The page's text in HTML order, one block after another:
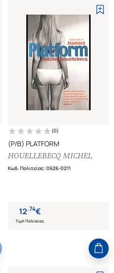
(0)
(P/B) PLATFORM
HOUELLEBECQ MICHEL
Κωδ. Πολιτείας:0626-0211
12.74€
Τιμή Πολιτείας